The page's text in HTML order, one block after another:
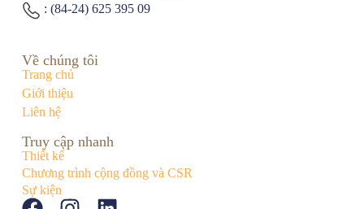
: (84-24) 625 395 09
Về chúng tôi
Trang chủ
Giới thiệu
Liên hệ
Truy cập nhanh
Thiết kế
Chương trình cộng đồng và CSR
Sự kiện